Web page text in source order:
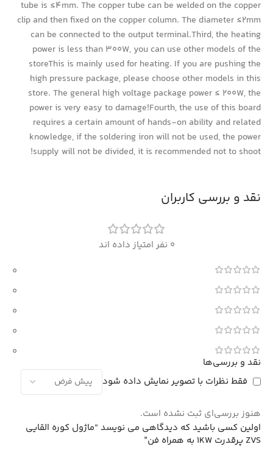
tube is ≤4mm. The copper tube can be welded on the copper
clip and then fixed on the copper column. The diameter ≤2mm
can be connected to the output terminal.Third, the heating
power is less than 300W, you can use other models of the
storeThis is mainly used for heating. If you are pushing the
high pressure package, please choose other models in this
store. The general high voltage package power ≤ 200W, the
power is very easy to damage!Fourth, the use of this board
requires a certain amount of hands-on ability and related
knowledge, if the soldering iron will not be used, the power
supply will not be divided, it is recommended not to shoot!
نقد و بررسی کاربران
0 نفر امتیاز داده اند
0
0
0
0
0
نقد و بررسی‌ها
فقط نظرات با تصویر نمایش داده شود
هنوز بررسی‌ای ثبت نشده است.
اولین کسی باشید که دیدگاهی می نویسد “ماژول کوره القایی
ZVS پرقدرت 1KW به همراه فن”